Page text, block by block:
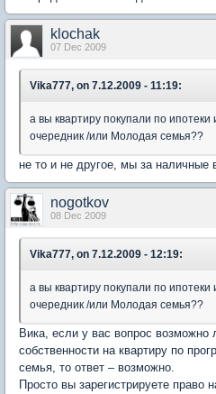
klochak
07 Dec 2009
Vika777, on 7.12.2009 - 11:19:
а вы квартиру покупали по ипотеки
очередник /или Молодая семья??
не то и не другое, мы за наличные
nogotkov
08 Dec 2009
Vika777, on 7.12.2009 - 12:19:
а вы квартиру покупали по ипотеки
очередник /или Молодая семья??
Вика, если у вас вопрос возможно
собственности на квартиру по
семья, то ответ – возможно.
Просто вы зарегистрируете право